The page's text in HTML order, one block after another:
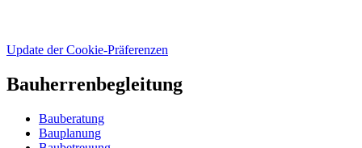
Update der Cookie-Präferenzen
Bauherrenbegleitung
Bauberatung
Bauplanung